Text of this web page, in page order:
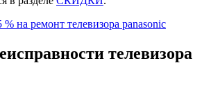
на ремонт телевизора panasonic
телевизора